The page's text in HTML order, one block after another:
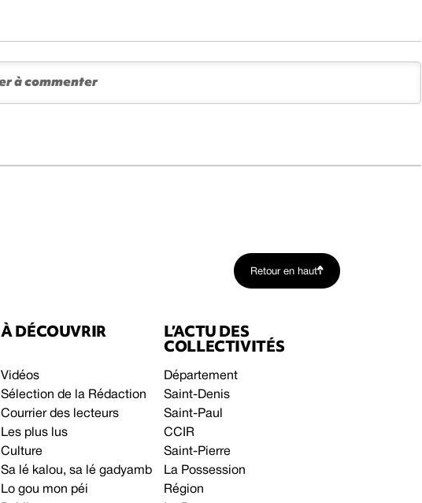
Retour en haut
À DÉCOUVRIR
Vidéos
Sélection de la Rédaction
Courrier des lecteurs
Les plus lus
Culture
Sa lé kalou, sa lé gadyamb
Lo gou mon péi
L’ACTU DES
COLLECTIVITÉS
Département
Saint-Denis
Saint-Paul
CCIR
Saint-Pierre
La Possession
Région